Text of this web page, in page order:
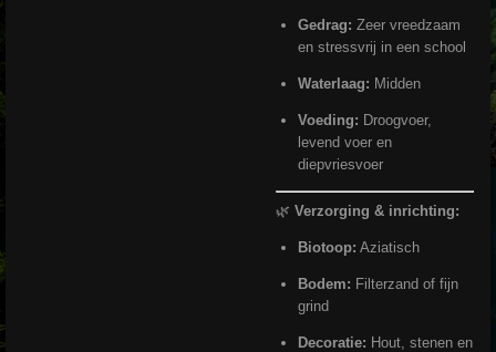
Gedrag: Zeer vreedzaam
en stressvrij in een school
Waterlaag: Midden
Voeding: Droogvoer,
levend voer en
diepvriesvoer
🌿 Verzorging & inrichting:
Biotoop: Aziatisch
Bodem: Filterzand of fijn
grind
Decoratie: Hout, stenen en